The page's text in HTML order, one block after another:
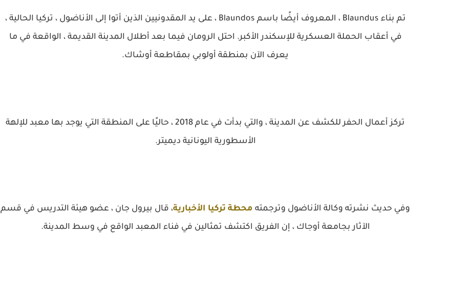
تم بناء Blaundus ، المعروف أيضًا باسم Blaundos ، على يد المقدونيين الذين أتوا إلى الأناضول ، تركيا الحالية ،
في أعقاب الحملة العسكرية للإسكندر الأكبر. احتل الرومان فيما بعد أطلال المدينة القديمة ، الواقعة في ما
يعرف الآن بمنطقة أولوبي بمقاطعة أوشاك.
تركز أعمال الحفر للكشف عن المدينة ، والتي بدأت في عام 2018 ، حاليًا على المنطقة التي يوجد بها معبد للإلهة
الأسطورية اليونانية ديميتر.
وفي حديث نشرته وكالة الأناضول وترجمته محطة تركيا الأخبارية، قال بيرول جان ، عضو هيئة التدريس في قسم
الآثار بجامعة أوجاك ، إن الفريق اكتشف تمثالين في فناء المعبد الواقع في وسط المدينة.